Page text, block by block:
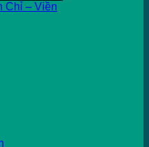
Chỉ – Viền